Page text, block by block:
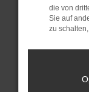
Stelle
sind.
die von
Sie auf
zu